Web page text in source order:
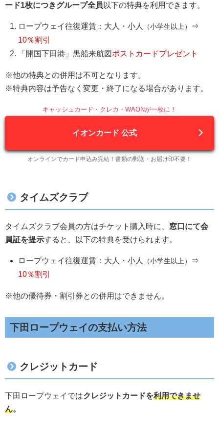
ード1枚につきグループ全員 以下の特典を利用できます。
ロープウェイ往復運賃：大人・小人 （小学生以上）
⇒
10％割引
「開国下田港」黒船来航図 ポストカードプレゼント
※他の特典との併用は不可となります。
※特典内容は予告なく変更・終了になる場合があります。
キャッシュカード・クレカ・WAONが一枚に！
イオンカード 公式
オンラインでカード申込み完結！書類の郵送・お届け印不要！
タイムズクラブ
タイムズクラブ会員の方はチケット購入時に、 窓口にて会
員証を提示すると、以下の特典を受けられます。
ロープウェイ往復運賃：大人・小人 （小学生以上）
⇒
10％割引
※他の優待券・割引券との併用はできません。
下田ロープウェイの支払い方法
クレジットカード
下田ロープウェイではクレジットカードを利用できませ
ん。